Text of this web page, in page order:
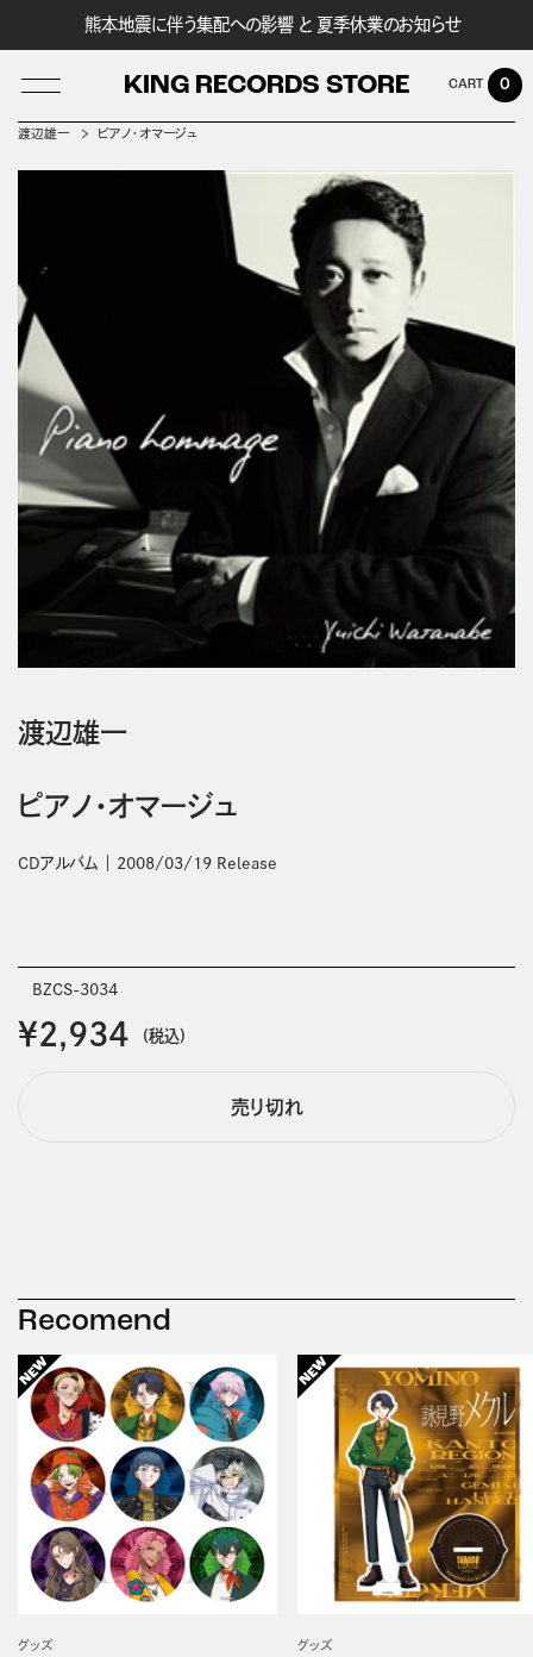
熊本地震に伴う集配への影響 と 夏季休業のお知らせ
KING RECORDS STORE 0
渡辺雄一 ピアノ・オマージュ
渡辺雄一
ピアノ・オマージュ
CDアルバム 2008/03/19 Release
BZCS-3034
￥2,934 (税込)
売り切れ
Recomend
グッズ グッズ